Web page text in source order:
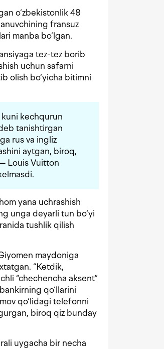
o‘zbekistonlik 48
fransuz
manba bo‘lgan.
tez-tez borib
uchun safarni
olish bo‘yicha bitimni
kechqurun
tanishtirgan
rus va ingliz
aytgan, biroq,
Louis Vuitton
yana uchrashish
unga deyarli tun bo‘yi
tushlik qilish
maydoniga
“Ketdik,
“chechencha aksent”
qo‘llarini
qo‘lidagi telefonni
biroq qiz bunday
uygacha bir necha